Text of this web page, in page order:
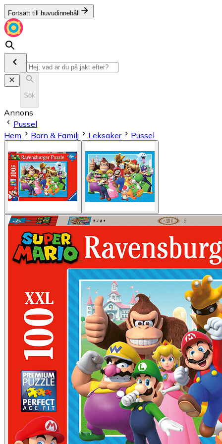
Fortsätt till huvudinnehåll
Sök
Annons
Pussel
Hem
Barn & Familj Leksaker Pussel